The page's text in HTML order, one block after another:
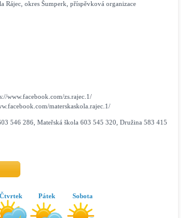
Rájec, okres Šumperk, příspěvková organizace
www.facebook.com/zs.rajec.1/
materskaskola.rajec.1/
546 286, Mateřská škola 603 545 320, Družina 583 415
Čtvrtek Pátek Sobota